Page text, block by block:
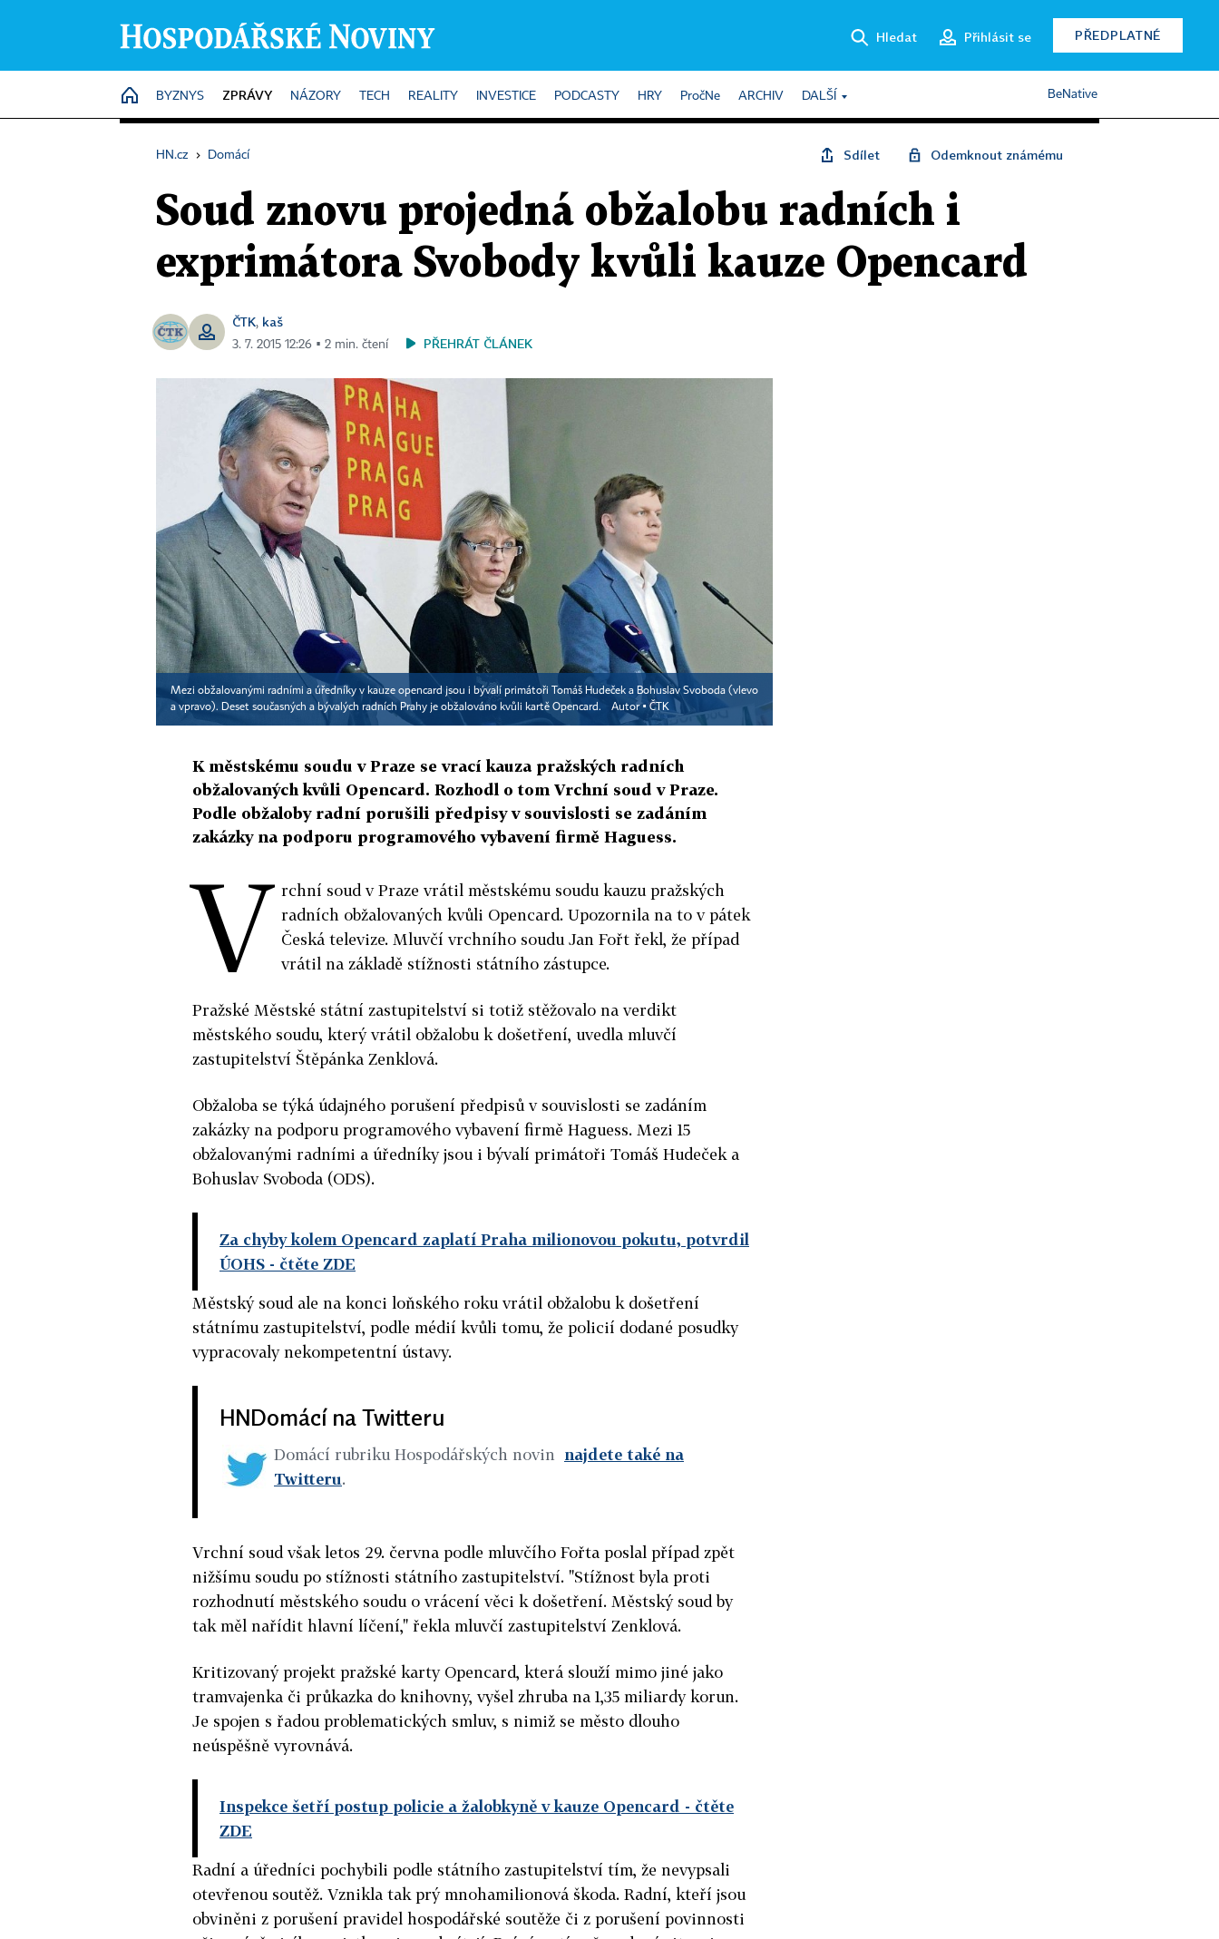
Hledat Přihlásit se PŘEDPLATNÉ
HOME
BYZNYS ZPRÁVY NÁZORY TECH REALITY INVESTICE PODCASTY HRY PročNe ARCHIV DALŠÍ BeNative
HN.cz › Domácí Sdílet Odemknout známému
Soud znovu projedná obžalobu radních i
exprimátora Svobody kvůli kauze Opencard
ČTK, kaš
3. 7. 2015 12:26 ▪ 2 min. čtení PŘEHRÁT ČLÁNEK
Mezi obžalovanými radními a úředníky v kauze opencard jsou i bývalí primátoři Tomáš Hudeček a Bohuslav Svoboda (vlevo
a vpravo). Deset současných a bývalých radních Prahy je obžalováno kvůli kartě Opencard.
Autor ▪ ČTK
K městskému soudu v Praze se vrací kauza pražských radních
obžalovaných kvůli Opencard. Rozhodl o tom Vrchní soud v Praze.
Podle obžaloby radní porušili předpisy v souvislosti se zadáním
zakázky na podporu programového vybavení firmě Haguess.
V rchní soud v Praze vrátil městskému soudu kauzu pražských
radních obžalovaných kvůli Opencard. Upozornila na to v pátek
Česká televize. Mluvčí vrchního soudu Jan Fořt řekl, že případ
vrátil na základě stížnosti státního zástupce.
Pražské Městské státní zastupitelství si totiž stěžovalo na verdikt
městského soudu, který vrátil obžalobu k došetření, uvedla mluvčí
zastupitelství Štěpánka Zenklová.
Obžaloba se týká údajného porušení předpisů v souvislosti se zadáním
zakázky na podporu programového vybavení firmě Haguess. Mezi 15
obžalovanými radními a úředníky jsou i bývalí primátoři Tomáš Hudeček a
Bohuslav Svoboda (ODS).
Za chyby kolem Opencard zaplatí Praha milionovou pokutu, potvrdil
ÚOHS - čtěte ZDE
Městský soud ale na konci loňského roku vrátil obžalobu k došetření
státnímu zastupitelství, podle médií kvůli tomu, že policií dodané posudky
vypracovaly nekompetentní ústavy.
HNDomácí na Twitteru
Domácí rubriku Hospodářských novin najdete také na
Twitteru.
Vrchní soud však letos 29. června podle mluvčího Fořta poslal případ zpět
nižšímu soudu po stížnosti státního zastupitelství. "Stížnost byla proti
rozhodnutí městského soudu o vrácení věci k došetření. Městský soud by
tak měl nařídit hlavní líčení," řekla mluvčí zastupitelství Zenklová.
Kritizovaný projekt pražské karty Opencard, která slouží mimo jiné jako
tramvajenka či průkazka do knihovny, vyšel zhruba na 1,35 miliardy korun.
Je spojen s řadou problematických smluv, s nimiž se město dlouho
neúspěšně vyrovnává.
Inspekce šetří postup policie a žalobkyně v kauze Opencard - čtěte
ZDE
Radní a úředníci pochybili podle státního zastupitelství tím, že nevypsali
otevřenou soutěž. Vznikla tak prý mnohamilionová škoda. Radní, kteří jsou
obviněni z porušení pravidel hospodářské soutěže či z porušení povinnosti